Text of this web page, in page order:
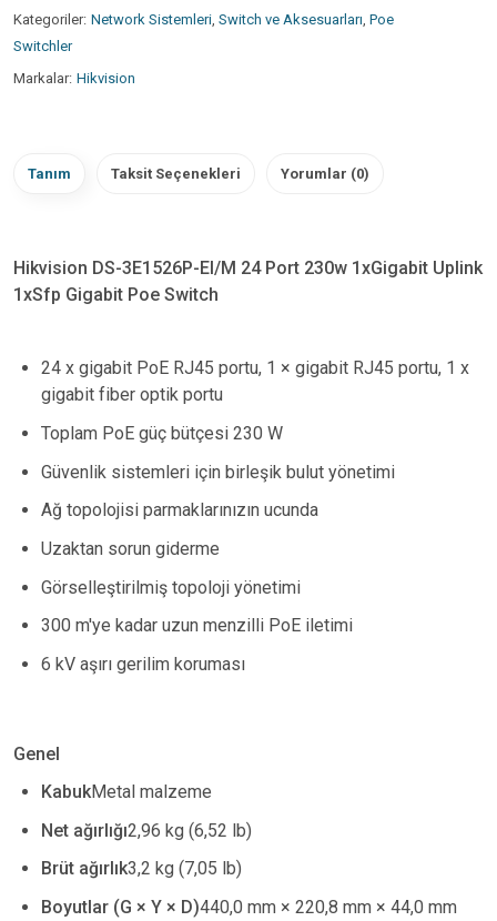
Kategoriler: Network Sistemleri, Switch ve Aksesuarları, Poe
Switchler
Markalar: Hikvision
Tanım Taksit Seçenekleri Yorumlar (0)
Hikvision DS-3E1526P-EI/M 24 Port 230w 1xGigabit Uplink
1xSfp Gigabit Poe Switch
24 x gigabit PoE RJ45 portu, 1 × gigabit RJ45 portu, 1 x
gigabit fiber optik portu
Toplam PoE güç bütçesi 230 W
Güvenlik sistemleri için birleşik bulut yönetimi
Ağ topolojisi parmaklarınızın ucunda
Uzaktan sorun giderme
Görselleştirilmiş topoloji yönetimi
300 m'ye kadar uzun menzilli PoE iletimi
6 kV aşırı gerilim koruması
Genel
KabukMetal malzeme
Net ağırlığı2,96 kg (6,52 lb)
Brüt ağırlık3,2 kg (7,05 lb)
Boyutlar (G × Y × D)440,0 mm × 220,8 mm × 44,0 mm